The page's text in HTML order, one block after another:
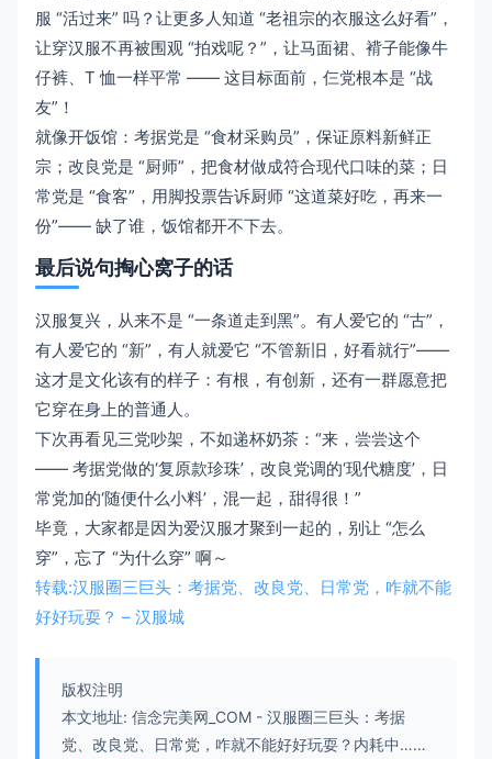
服 “活过来” 吗？让更多人知道 “老祖宗的衣服这么好看”，
让穿汉服不再被围观 “拍戏呢？”，让马面裙、褙子能像牛
仔裤、T 恤一样平常 —— 这目标面前，仨党根本是 “战
友”！
就像开饭馆：考据党是 “食材采购员”，保证原料新鲜正
宗；改良党是 “厨师”，把食材做成符合现代口味的菜；日
常党是 “食客”，用脚投票告诉厨师 “这道菜好吃，再来一
份”—— 缺了谁，饭馆都开不下去。
最后说句掏心窝子的话
汉服复兴，从来不是 “一条道走到黑”。有人爱它的 “古”，
有人爱它的 “新”，有人就爱它 “不管新旧，好看就行”——
这才是文化该有的样子：有根，有创新，还有一群愿意把
它穿在身上的普通人。
下次再看见三党吵架，不如递杯奶茶：“来，尝尝这个
—— 考据党做的‘复原款珍珠’，改良党调的‘现代糖度’，日
常党加的‘随便什么小料’，混一起，甜得很！”
毕竟，大家都是因为爱汉服才聚到一起的，别让 “怎么
穿”，忘了 “为什么穿” 啊～
转载:汉服圈三巨头：考据党、改良党、日常党，咋就不能
好好玩耍？ – 汉服城
版权注明
本文地址: 信念完美网_COM - 汉服圈三巨头：考据
党、改良党、日常党，咋就不能好好玩耍？内耗中……